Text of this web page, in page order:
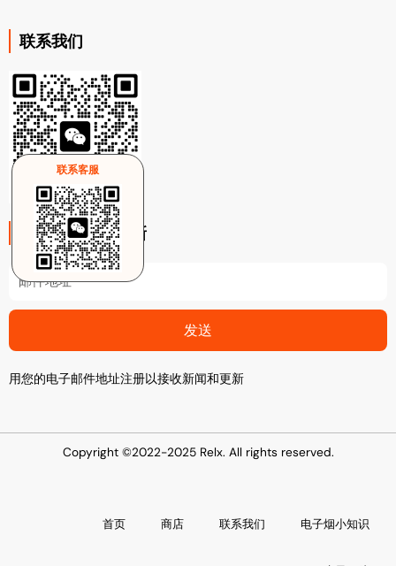
联系我们
注册电子邮件更新
Email
发送
用您的电子邮件地址注册以接收新闻和更新
Copyright ©2022-2025 Relx. All rights reserved.
首页 商店 联系我们 电子烟小知识
联系客服